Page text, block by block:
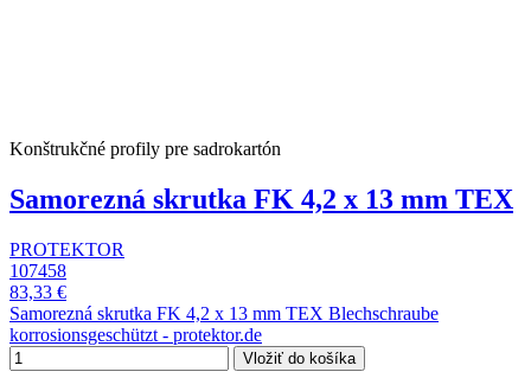
Konštrukčné profily pre sadrokartón
Samorezná skrutka FK 4,2 x 13 mm TEX
PROTEKTOR
107458
83,33 €
Samorezná skrutka FK 4,2 x 13 mm TEX Blechschraube
korrosionsgeschützt - protektor.de
Vložiť do košíka